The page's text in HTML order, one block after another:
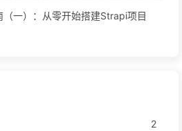
一）：从零开始搭建Strapi项目
2